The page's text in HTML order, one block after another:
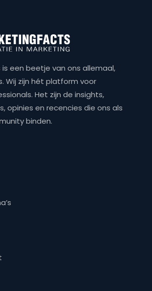
een beetje van ons allemaal,
Wij zijn hét platform voor
Het zijn de insights,
opinies en recencies die ons als
binden.